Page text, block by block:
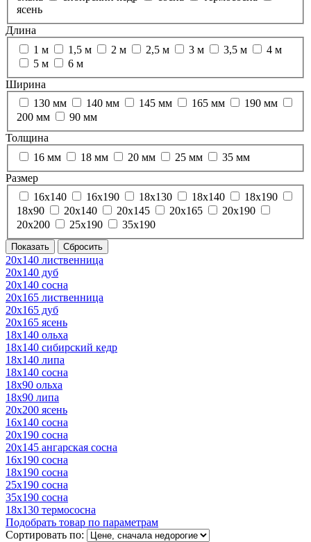
ясень
Длина
1 м
1,5 м 2 м 2,5 м 3 м 3,5 м
4 м
5 м
6 м
Ширина
130 мм
140 мм 145 мм 165 мм
190 мм
200 мм
90 мм
Толщина
16 мм
18 мм 20 мм 25 мм
35 мм
Размер
16х140
16х190 18х130 18х140
18х190
18х90
20х140 20х145 20х165
20х190
20х200
25х190 35х190
20х140 лиственница
20х140 дуб
20х140 сосна
20х165 лиственница
20х165 дуб
20х165 ясень
18х140 ольха
18х140 сибирский кедр
18х140 липа
18х140 сосна
18х90 ольха
18х90 липа
20х200 ясень
16х140 сосна
20х190 сосна
20х145 ангарская сосна
16х190 сосна
18х190 сосна
25х190 сосна
35х190 сосна
18х130 термососна
Подобрать товар по параметрам
Сортировать по: